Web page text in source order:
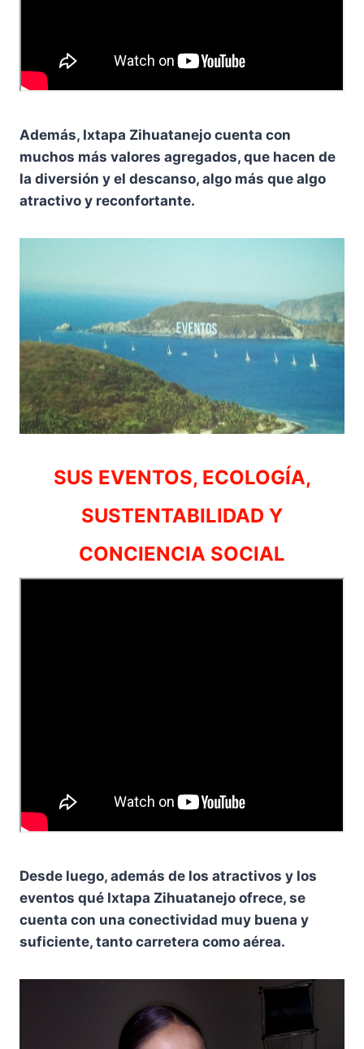
Además, Ixtapa Zihuatanejo cuenta con
muchos más valores agregados, que hacen de
la diversión y el descanso, algo más que algo
atractivo y reconfortante.
SUS EVENTOS, ECOLOGÍA,
SUSTENTABILIDAD Y
CONCIENCIA SOCIAL
Desde luego, además de los atractivos y los
eventos qué Ixtapa Zihuatanejo ofrece, se
cuenta con una conectividad muy buena y
suficiente, tanto carretera como aérea.